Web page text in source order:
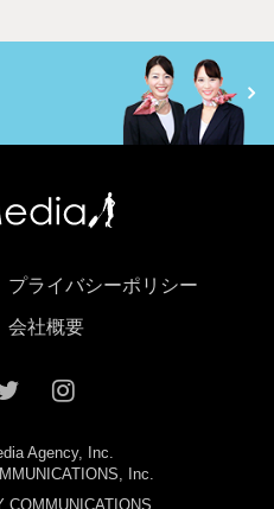
プライバシーポリシー
会社概要
Agency, Inc.
Inc.
COMMUNICATIONS